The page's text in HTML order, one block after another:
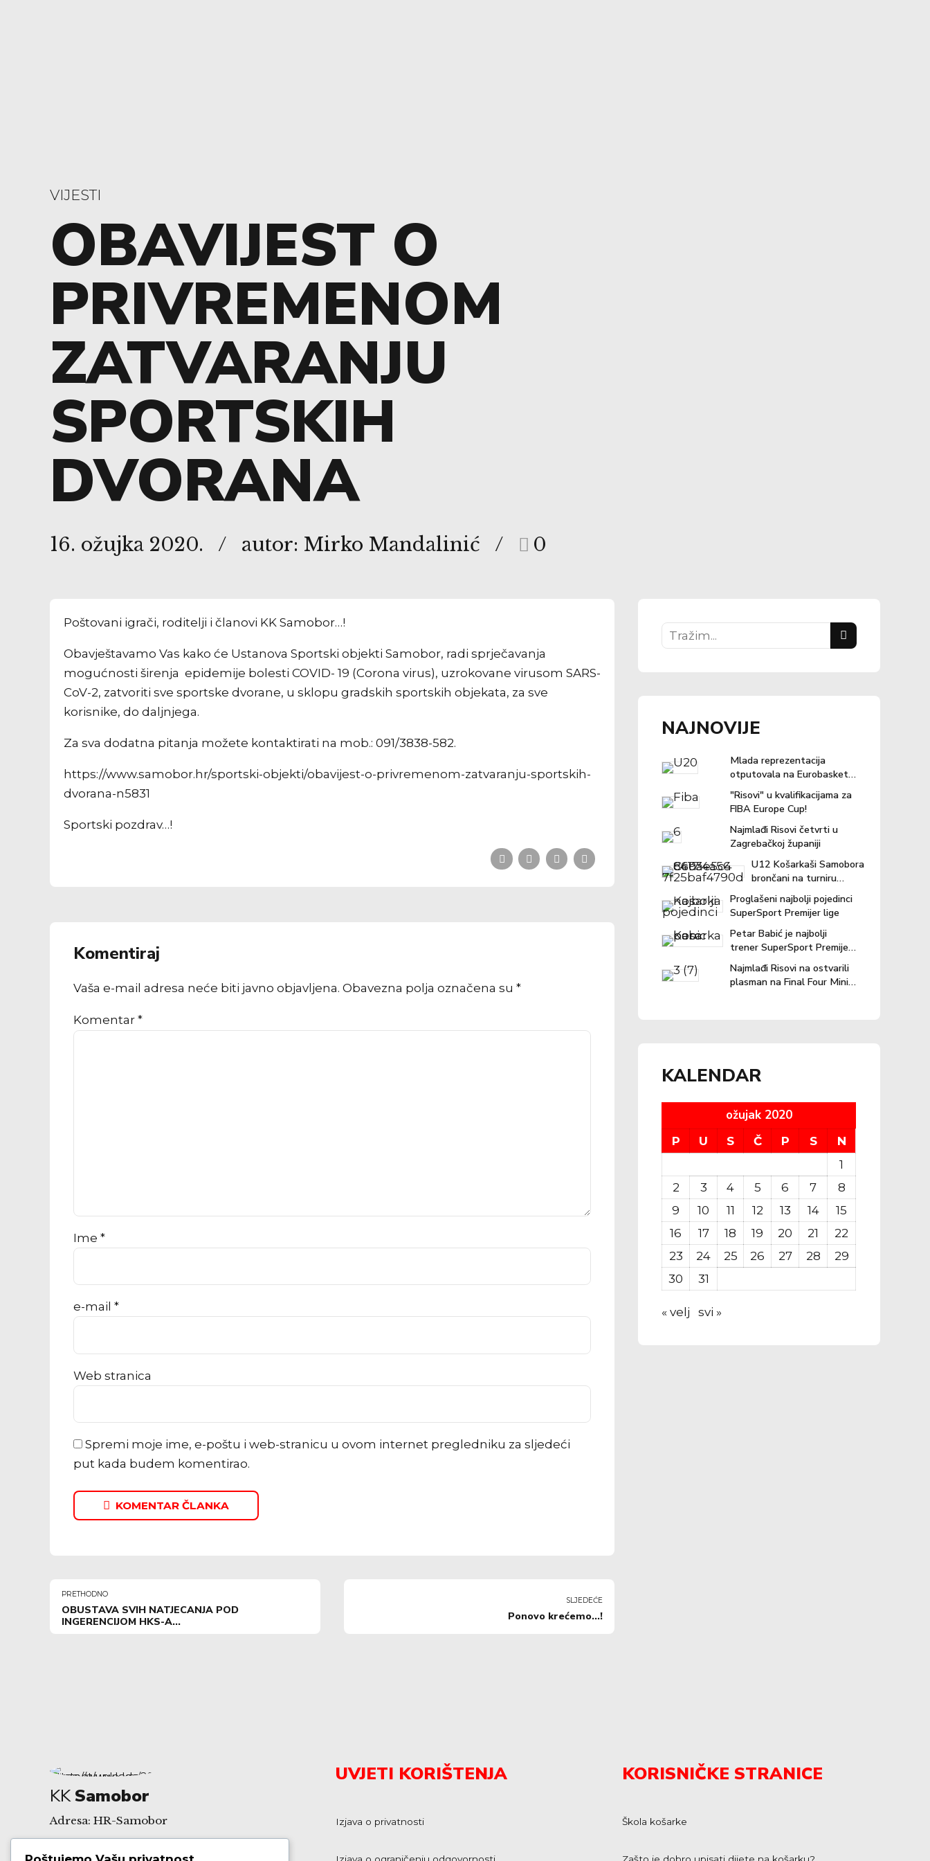
VIJESTI
OBAVIJEST O
PRIVREMENOM
ZATVARANJU
SPORTSKIH
DVORANA
16. ožujka 2020. autor: Mirko Mandalinić 0
Poštovani igrači, roditelji i članovi KK Samobor…!
Obavještavamo Vas kako će Ustanova Sportski objekti Samobor, radi sprječavanja
mogućnosti širenja epidemije bolesti COVID- 19 (Corona virus), uzrokovane virusom SARS-
CoV-2, zatvoriti sve sportske dvorane, u sklopu gradskih sportskih objekata, za sve
korisnike, do daljnjega.
Za sva dodatna pitanja možete kontaktirati na mob.: 091/3838-582.
https://www.samobor.hr/sportski-objekti/obavijest-o-privremenom-zatvaranju-sportskih-
dvorana-n5831
Sportski pozdrav…!
Komentiraj
Vaša e-mail adresa neće biti javno objavljena. Obavezna polja označena su *
Komentar *
Ime *
e-mail *
Web stranica
Spremi moje ime, e-poštu i web-stranicu u ovom internet pregledniku za sljedeći
put kada budem komentirao.
KOMENTAR ČLANKA
PRETHODNO
OBUSTAVA SVIH NATJECANJA POD
INGERENCIJOM HKS-A...
SLJEDEĆE
Ponovo krećemo...!
NAJNOVIJE
Mlada reprezentacija
otputovala na Eurobasket u
Ljubljanu
"Risovi" u kvalifikacijama za
FIBA Europe Cup!
Najmlađi Risovi četvrti u
Zagrebačkoj županiji
U12 Košarkaši Samobora
brončani na turniru
"Povratak košarci"
Proglašeni najbolji pojedinci
SuperSport Premijer lige
Petar Babić je najbolji
trener SuperSport Premijer
lige u prošloj sezoni!
Najmlađi Risovi na ostvarili
plasman na Final Four Mini
KALENDAR
ožujak 2020
P U S Č P S
N
1
2
3 4 5 6 7
8
9
10 11 12 13 14
15
16
17 18 19 20 21
22
23
24 25 26 27 28
29
30
31
« velj svi »
KKSamobor
Adresa: HR-Samobor
UVJETI KORIŠTENJA
Izjava o privatnosti
Izjava o ograničenju odgovornosti
KORISNIČKE STRANICE
Škola košarke
Zašto je dobro upisati dijete na košarku?